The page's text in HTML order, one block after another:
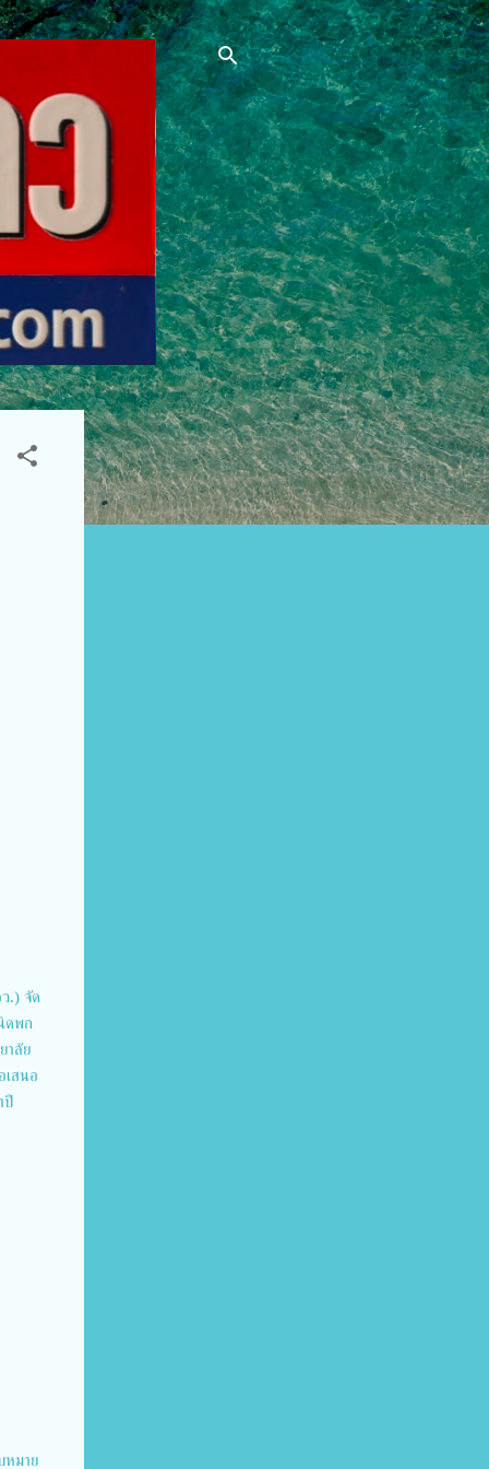
.) จัด
ดพก
าลัย
เสนอ
ปี
หมาย